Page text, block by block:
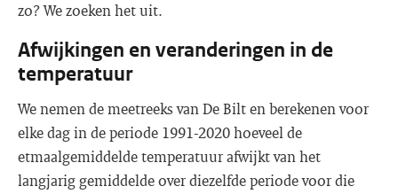
zo? We zoeken het uit.
Afwijkingen en veranderingen in de
temperatuur
We nemen de meetreeks van De Bilt en berekenen voor
elke dag in de periode 1991-2020 hoeveel de
etmaalgemiddelde temperatuur afwijkt van het
langjarig gemiddelde over diezelfde periode voor die